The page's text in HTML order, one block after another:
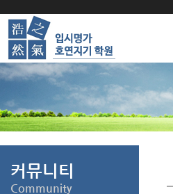
커뮤니티
Community